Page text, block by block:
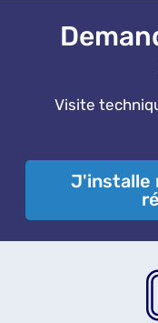
Visite
J'installe